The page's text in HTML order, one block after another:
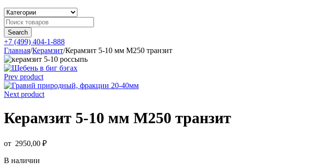
+7 (499) 404-1-888
Главная/Керамзит/Керамзит 5-10 мм М250 транзит
Prev product
Next product
Керамзит 5-10 мм М250 транзит
от 2950,00 ₽
В наличии